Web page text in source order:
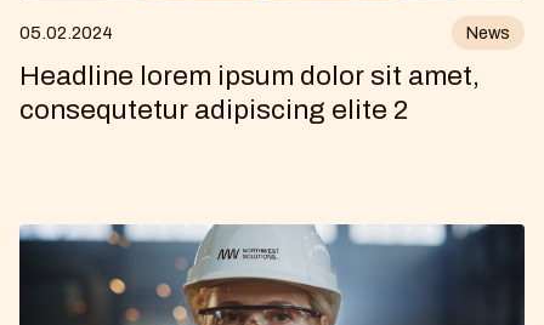
05 02 2024 News
Headline lorem ipsum dolor sit amet,
consequtetur adipiscing elite 2